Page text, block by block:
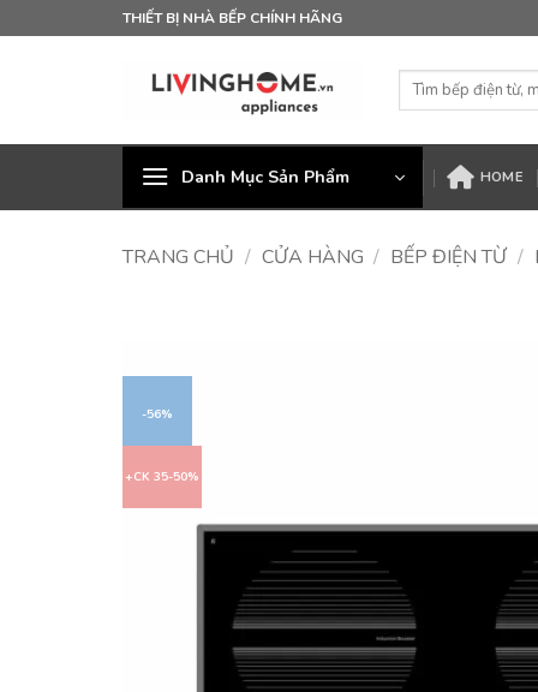
qua
THIẾT BỊ NHÀ BẾP CHÍNH HÃNG
Tìm
Danh Mục Sản Phẩm HOME
TRANG CHỦ / CỬA HÀNG / BẾP ĐIỆN TỪ /
-56%
+CK 35-50%